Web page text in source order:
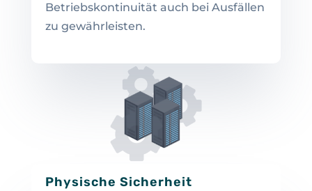
Betriebskontinuität auch bei Ausfällen
zu gewährleisten.
Physische Sicherheit